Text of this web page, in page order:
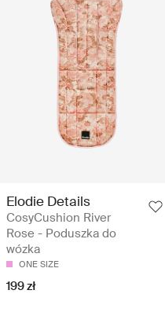
Elodie Details
CosyCushion River
Rose - Poduszka do
wózka
ONE SIZE
199 zł